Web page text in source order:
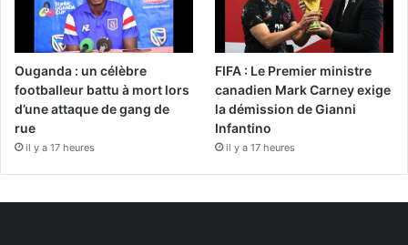
Ouganda : un célèbre
footballeur battu à mort lors
d’une attaque de gang de
rue
il y a 17 heures
FIFA : Le Premier ministre
canadien Mark Carney exige
la démission de Gianni
Infantino
il y a 17 heures